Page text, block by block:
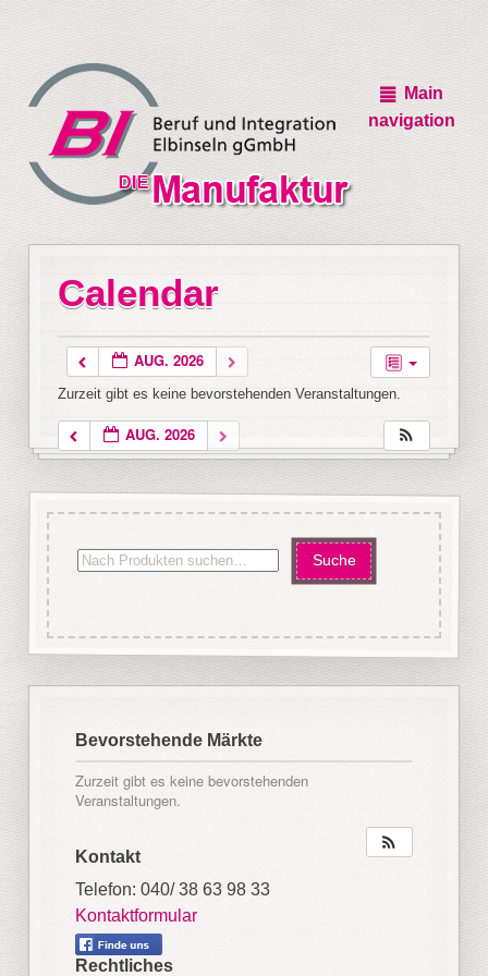
Main
navigation
Calendar
AUG. 2026
Zurzeit gibt es keine bevorstehenden Veranstaltungen.
AUG. 2026
Bevorstehende Märkte
Zurzeit gibt es keine bevorstehenden
Veranstaltungen.
Kontakt
Telefon: 040/ 38 63 98 33
Kontaktformular
Rechtliches